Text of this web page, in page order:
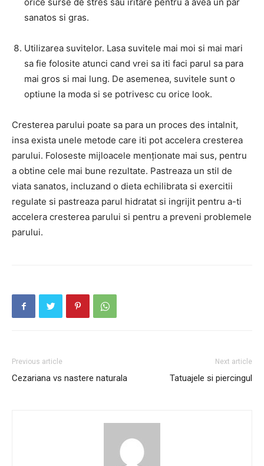
sanatos si gras.
Utilizarea suvitelor. Lasa suvitele mai moi si mai mari
sa fie folosite atunci cand vrei sa iti faci parul sa para
mai gros si mai lung. De asemenea, suvitele sunt o
optiune la moda si se potrivesc cu orice look.
Cresterea parului poate sa para un proces des intalnit,
insa exista unele metode care iti pot accelera cresterea
parului. Foloseste mijloacele menționate mai sus, pentru
a obtine cele mai bune rezultate. Pastreaza un stil de
viata sanatos, incluzand o dieta echilibrata si exercitii
regulate si pastreaza parul hidratat si ingrijit pentru a-ti
accelera cresterea parului si pentru a preveni problemele
parului.
Previous article
Cezariana vs nastere naturala
Next article
Tatuajele si piercingul